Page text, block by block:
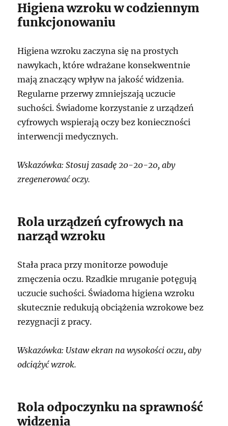
Higiena wzroku w codziennym
funkcjonowaniu
Higiena wzroku zaczyna się na prostych
nawykach, które wdrażane konsekwentnie
mają znaczący wpływ na jakość widzenia.
Regularne przerwy zmniejszają uczucie
suchości. Świadome korzystanie z urządzeń
cyfrowych wspierają oczy bez konieczności
interwencji medycznych.
Wskazówka: Stosuj zasadę 20-20-20, aby
zregenerować oczy.
Rola urządzeń cyfrowych na
narząd wzroku
Stała praca przy monitorze powoduje
zmęczenia oczu. Rzadkie mruganie potęgują
uczucie suchości. Świadoma higiena wzroku
skutecznie redukują obciążenia wzrokowe bez
rezygnacji z pracy.
Wskazówka: Ustaw ekran na wysokości oczu, aby
odciążyć wzrok.
Rola odpoczynku na sprawność
widzenia